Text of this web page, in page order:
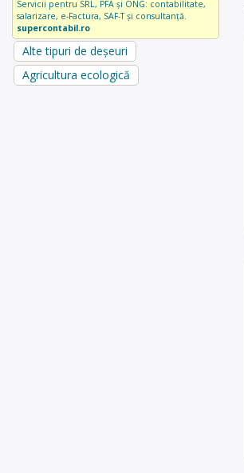
Servicii pentru SRL, PFA și ONG: contabilitate,
salarizare, e-Factura, SAF-T și consultanță.
supercontabil.ro
Alte tipuri de deșeuri
Agricultura ecologică